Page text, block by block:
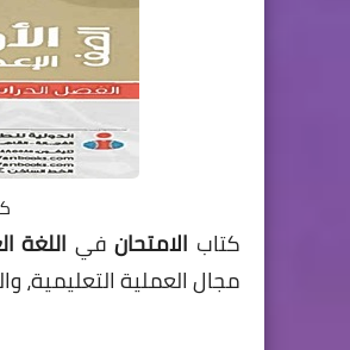
كتاب الامتحانفي اللغة
مجال العملية التعليمية،